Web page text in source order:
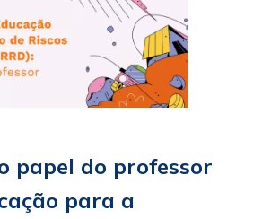
papel do professor
para a